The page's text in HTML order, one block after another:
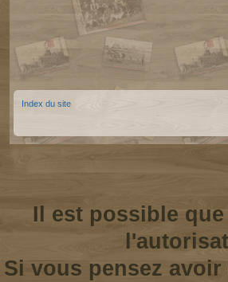
Index du site
Il est possible
Si vous pensez